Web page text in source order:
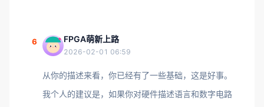
6 FPGA萌新上路
2026-02-01 06:59
从你的描述来看，你已经有了一些基础，这是好事。
我个人的建议是，如果你对硬件描述语言和数字电路